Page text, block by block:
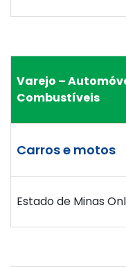
Varejo –
Combustíveis
Carros e motos
Estado de Minas